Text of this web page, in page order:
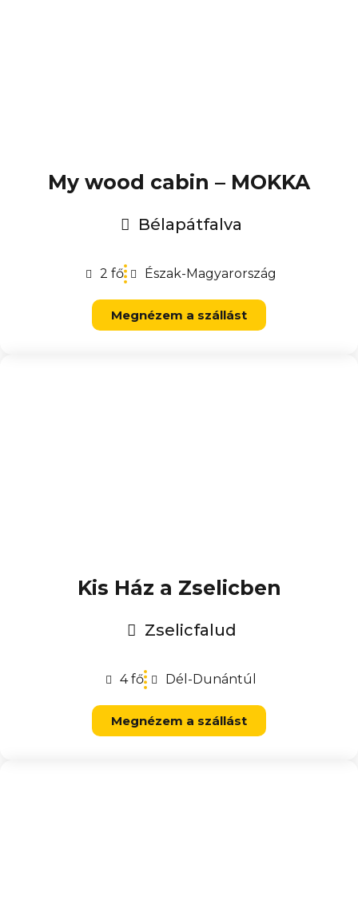
My wood cabin – MOKKA
Bélapátfalva
2 fő Észak-Magyarország
Megnézem a szállást
Kis Ház a Zselicben
Zselicfalud
4 fő Dél-Dunántúl
Megnézem a szállást